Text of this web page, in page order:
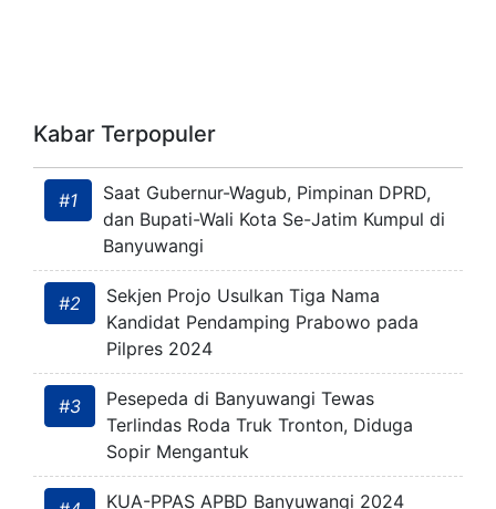
Kabar Terpopuler
#1
Saat Gubernur-Wagub, Pimpinan DPRD,
dan Bupati-Wali Kota Se-Jatim Kumpul di
Banyuwangi
#2
Sekjen Projo Usulkan Tiga Nama
Kandidat Pendamping Prabowo pada
Pilpres 2024
#3
Pesepeda di Banyuwangi Tewas
Terlindas Roda Truk Tronton, Diduga
Sopir Mengantuk
KUA-PPAS APBD Banyuwangi 2024